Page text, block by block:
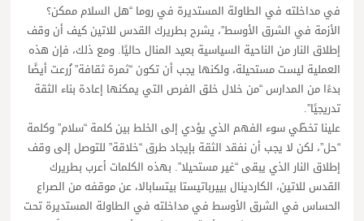
في مداخلته في الطاولة المستديرة في روما “هل السلام ممكن؟
الأزمة في الشرق الأوسط”، يشرح بطريرك القدس للاتين كيف أن وقف
إطلاق النار من الناحية السياسية بعيد المنال حاليًا. ومع ذلك، فإن هذه
العملية ليست مستحيلة، ولكنها يجب أن تكون “ثمرة ثقافة” زُرعت أيضًا
بدءًا من المدارس “من خلال خلق الفرص التي يمكنها إعادة بناء الثقة
تدريجيًا”.
علينا تخطّي سوء الفهم الذي يؤدي إلى الخلط بين كلمة “سلام” وكلمة
“حل”، لكن لا يجب أن نفقد الثقة بإيجاد طرق “خلاقة” للتوصل إلى وقف
إطلاق النار الذي يبقى “غير مستحيلا”. بهذه الكلمات أعرب بطريرك
القدس للاتين، الكاردينال بييرباتيستا بيتسابالا، عن موقفه من الصراع
الحساس في الشرق الأوسط في مداخلته في الطاولة المستديرة تحت